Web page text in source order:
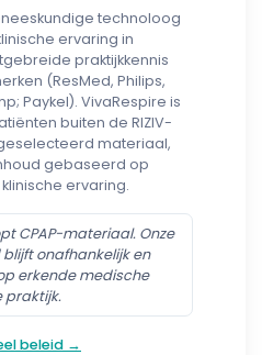
technoloog
ervaring in
praktijkkennis
(ResMed, Philips,
Paykel). VivaRespire is
buiten de RIZIV-
materiaal,
gebaseerd op
ervaring.
CPAP-materiaal. Onze
onafhankelijk en
erkende medische
praktijk.
beleid →